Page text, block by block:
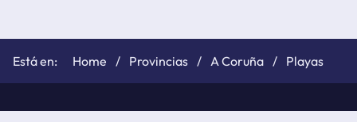
Home Provincias A Coruña Playas